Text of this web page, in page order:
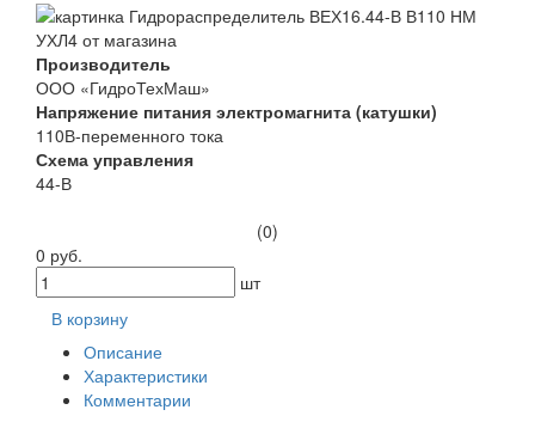
Производитель
ООО «ГидроТехМаш»
Напряжение питания электромагнита (катушки)
110В-переменного тока
Схема управления
44-В
(0)
0 руб.
шт
В корзину
Описание
Характеристики
Комментарии